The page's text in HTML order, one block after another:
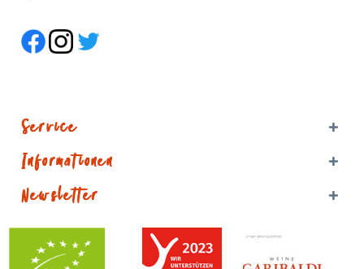
Service
Informationen
Newsletter